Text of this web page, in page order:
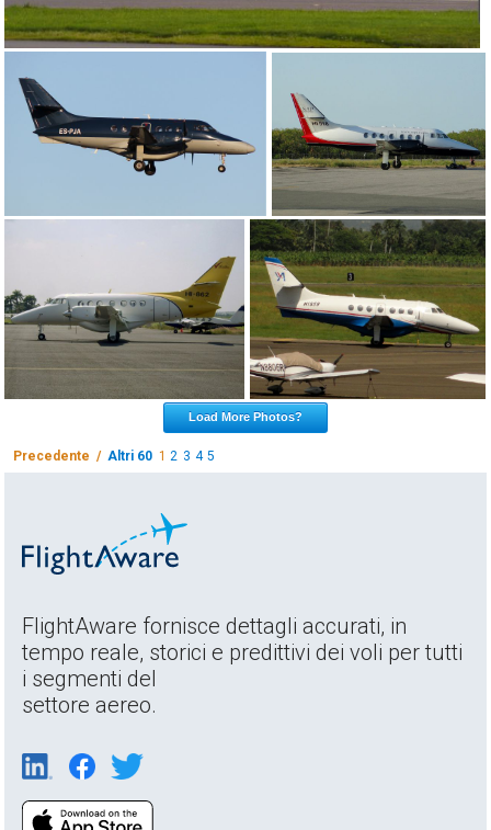
Load More Photos?
Precedente /Altri 60 12 3 4 5
FlightAware fornisce dettagli accurati, in
tempo reale, storici e predittivi dei voli per tutti
i segmenti del
settore aereo.